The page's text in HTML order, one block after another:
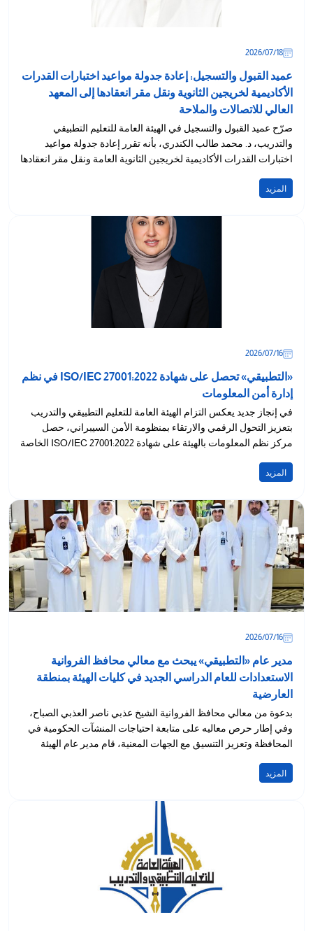
18‏/07‏/2026
عميد القبول والتسجيل: إعادة جدولة مواعيد اختبارات القدرات
الأكاديمية لخريجين الثانوية ونقل مقر انعقادها إلى المعهد
العالي للاتصالات والملاحة
صرّح عميد القبول والتسجيل في الهيئة العامة للتعليم التطبيقي
والتدريب، د. محمد طالب الكندري، بأنه تقرر إعادة جدولة مواعيد
اختبارات القدرات الأكاديمية لخريجين الثانوية العامة ونقل مقر انعقادها
المزيد
16‏/07‏/2026
«التطبيقي» تحصل على شهادة ISO/IEC 27001:2022 في نظم
إدارة أمن المعلومات
في إنجاز جديد يعكس التزام الهيئة العامة للتعليم التطبيقي والتدريب
بتعزيز التحول الرقمي والارتقاء بمنظومة الأمن السيبراني، حصل
مركز نظم المعلومات بالهيئة على شهادة ISO/IEC 27001:2022 الخاصة
المزيد
16‏/07‏/2026
مدير عام «التطبيقي» يبحث مع معالي محافظ الفروانية
الاستعدادات للعام الدراسي الجديد في كليات الهيئة بمنطقة
العارضية
بدعوة من معالي محافظ الفروانية الشيخ عذبي ناصر العذبي الصباح،
وفي إطار حرص معاليه على متابعة احتياجات المنشآت الحكومية في
المحافظة وتعزيز التنسيق مع الجهات المعنية، قام مدير عام الهيئة
المزيد